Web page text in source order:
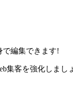
で編集できます!
集客を強化しまし